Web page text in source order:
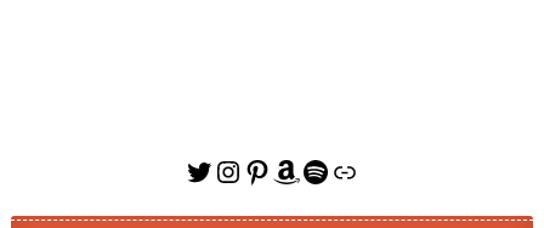
Twitter
Instagram
Pinterest
Amazon
Spotify
リンク